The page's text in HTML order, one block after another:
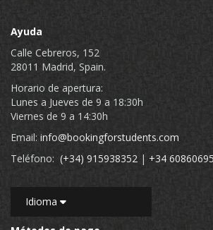
Ayuda
Calle Cebreros, 152
28011 Madrid, Spain.
Horario de apertura:
Lunes a Jueves de 9 a 18:30h
Viernes de 9 a 14:30h
Email: info@bookingforstudents.com
Teléfono: (+34) 915938352 | +34
Idioma